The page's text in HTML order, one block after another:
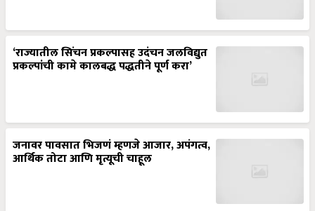
‘राज्यातील सिंचन प्रकल्पासह उदंचन जलविद्युत
प्रकल्पांची कामे कालबद्ध पद्धतीने पूर्ण करा’
जनावर पावसात भिजणं म्हणजे आजार, अपंगत्व,
आर्थिक तोटा आणि मृत्यूची चाहूल